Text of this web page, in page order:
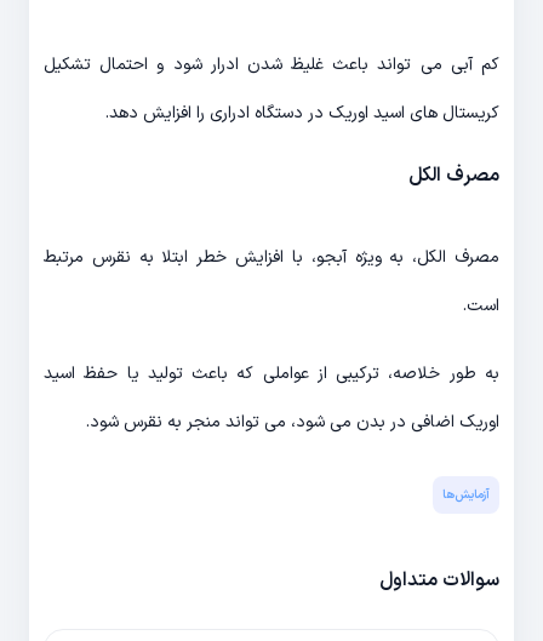
کم آبی می تواند باعث غلیظ شدن ادرار شود و احتمال تشکیل
کریستال های اسید اوریک در دستگاه ادراری را افزایش دهد.
مصرف الکل
مصرف الکل، به ویژه آبجو، با افزایش خطر ابتلا به نقرس مرتبط
است.
به طور خلاصه، ترکیبی از عواملی که باعث تولید یا حفظ اسید
اوریک اضافی در بدن می شود، می تواند منجر به نقرس شود.
آزمایش‌‌ها
سوالات متداول